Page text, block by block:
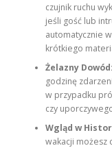
czujnik ruchu
jeśli gość lub
automatycznie
krótkiego
Żelazny Dowód:
godzinę
w przypadku
czy
Wgląd w
wakacji możesz